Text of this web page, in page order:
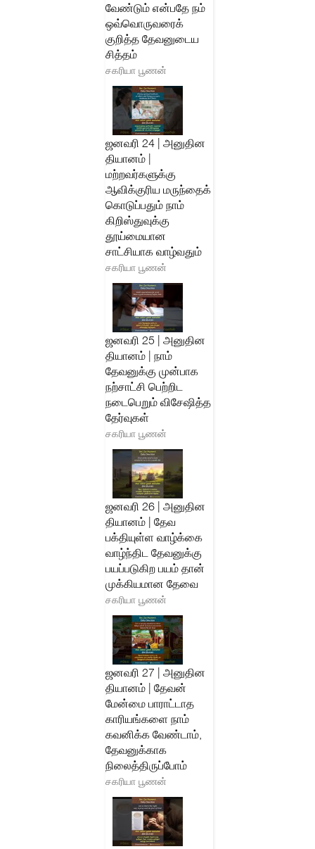
வேண்டும் என்பதே நம்
ஒவ்வொருவரைக்
குறித்த தேவனுடைய
சித்தம்
சகரியா பூணன்
ஜனவரி 24 | அனுதின
தியானம் |
மற்றவர்களுக்கு
ஆவிக்குரிய மருந்தைக்
கொடுப்பதும் நாம்
கிறிஸ்துவுக்கு
தூய்மையான
சாட்சியாக வாழ்வதும்
சகரியா பூணன்
ஜனவரி 25 | அனுதின
தியானம் | நாம்
தேவனுக்கு முன்பாக
நற்சாட்சி பெற்றிட
நடைபெறும் விசேஷித்த
தேர்வுகள்
சகரியா பூணன்
ஜனவரி 26 | அனுதின
தியானம் | தேவ
பக்தியுள்ள வாழ்க்கை
வாழ்ந்திட தேவனுக்கு
பயப்படுகிற பயம் தான்
முக்கியமான தேவை
சகரியா பூணன்
ஜனவரி 27 | அனுதின
தியானம் | தேவன்
மேன்மை பாராட்டாத
காரியங்களை நாம்
கவனிக்க வேண்டாம்,
தேவனுக்காக
நிலைத்திருப்போம்
சகரியா பூணன்